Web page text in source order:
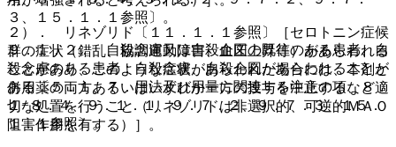
２）． リネゾリド〔１１．１．１参照〕［セロトニン症候
群の症状（錯乱、協調運動障害、血圧上昇等）があらわれる
ことがあり、このような症状があらわれた場合には、本剤と
併用薬の両方あるいはいずれか一方の投与を中止するなど適
切な処置を行うこと（リネゾリドは非選択的、可逆的ＭＡＯ
阻害作用を有する）］。
３、１５．１．１参照〕。
９．１．２． 自殺念慮又は自殺企図の既往のある患者、自
殺念慮のある患者：自殺念慮、自殺企図があらわれることが
ある〔５．１、７．用法及び用量に関連する注意の項、８．
１−８．４、９．１．１、９．７．２、９．７．３、１５．
１．１参照〕。